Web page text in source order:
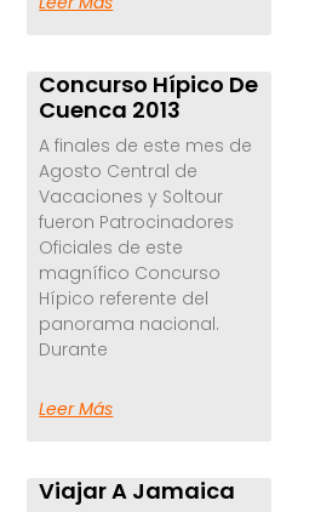
Concurso Hípico De
Cuenca 2013
A finales de este mes de
Agosto Central de
Vacaciones y Soltour
fueron Patrocinadores
Oficiales de este
magnífico Concurso
Hípico referente del
panorama nacional.
Durante
Leer Más
Viajar A Jamaica